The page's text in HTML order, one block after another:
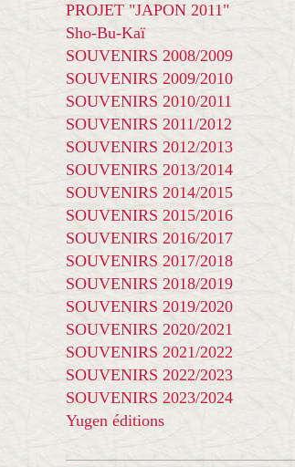
PROJET "JAPON 2011"
Sho-Bu-Kaï
SOUVENIRS 2008/2009
SOUVENIRS 2009/2010
SOUVENIRS 2010/2011
SOUVENIRS 2011/2012
SOUVENIRS 2012/2013
SOUVENIRS 2013/2014
SOUVENIRS 2014/2015
SOUVENIRS 2015/2016
SOUVENIRS 2016/2017
SOUVENIRS 2017/2018
SOUVENIRS 2018/2019
SOUVENIRS 2019/2020
SOUVENIRS 2020/2021
SOUVENIRS 2021/2022
SOUVENIRS 2022/2023
SOUVENIRS 2023/2024
Yugen éditions